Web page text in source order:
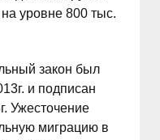
на уровне 800 тыс.
закон был
и подписан
Ужесточение
миграцию в